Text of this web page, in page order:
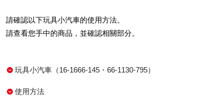
請確認以下玩具小汽車的使用方法。
請查看您手中的商品，並確認相關部分。
玩具小汽車（16-1666-145・66-1130-795）
使用方法